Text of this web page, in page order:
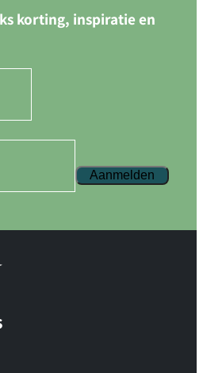
korting, inspiratie en
Aanmelden